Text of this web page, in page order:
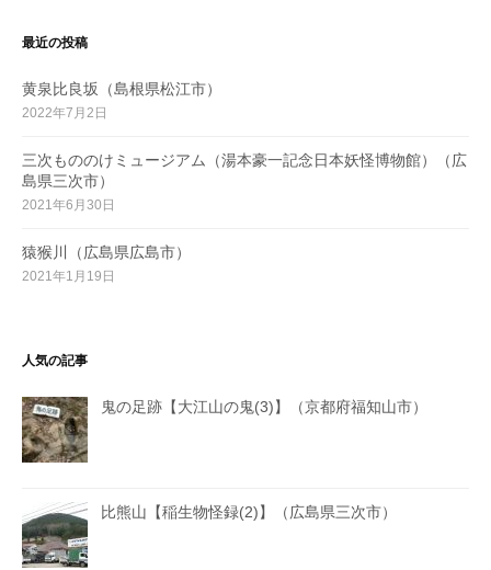
最近の投稿
黄泉比良坂（島根県松江市）
2022年7月2日
三次もののけミュージアム（湯本豪一記念日本妖怪博物館）（広
島県三次市）
2021年6月30日
猿猴川（広島県広島市）
2021年1月19日
人気の記事
鬼の足跡【大江山の鬼(3)】（京都府福知山市）
比熊山【稲生物怪録(2)】（広島県三次市）